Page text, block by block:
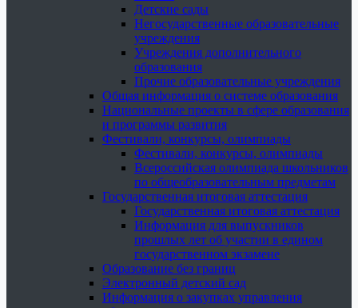
Детские сады
Негосударственные образовательные
учреждения
Учреждения дополнительного
образования
Прочие образовательные учреждения
Общая информация о системе образования
Национальные проекты в сфере образования
и программы развития
Фестивали, конкурсы, олимпиады
Фестивали, конкурсы, олимпиады
Всероссийская олимпиада школьников
по общеобразовательным предметам
Государственная итоговая аттестация
Государственная итоговая аттестация
Информация для выпускников
прошлых лет об участии в едином
государственном экзамене
Образование без границ
Электронный детский сад
Информация о закупках управления